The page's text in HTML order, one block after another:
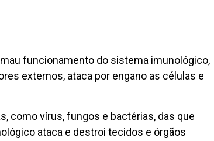
funcionamento do sistema imunológico,
externos, ataca por engano as células e
como vírus, fungos e bactérias, das que
ataca e destroi tecidos e órgãos